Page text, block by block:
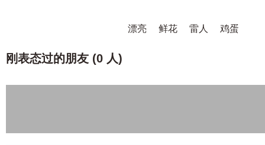
漂亮 鲜花 雷人 鸡蛋
刚表态过的朋友 (0 人)